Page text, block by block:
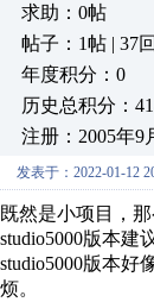
求助：0帖
帖子：1帖 | 37回
年度积分：0
历史总积分：
注册：2005年9
发表于：2022-01-12
既然是小项目，
studio5000版本建
studio5000版本
烦。